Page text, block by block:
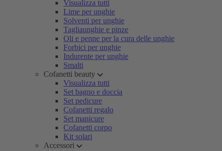
Visualizza tutti
Lime per unghie
Solventi per unghie
Tagliaunghie e pinze
Oli e penne per la cura delle unghie
Forbici per unghie
Indurente per unghie
Smalti
Cofanetti beauty
Visualizza tutti
Set bagno e doccia
Set pedicure
Cofanetti regalo
Set manicure
Cofanetti corpo
Kit solari
Accessori